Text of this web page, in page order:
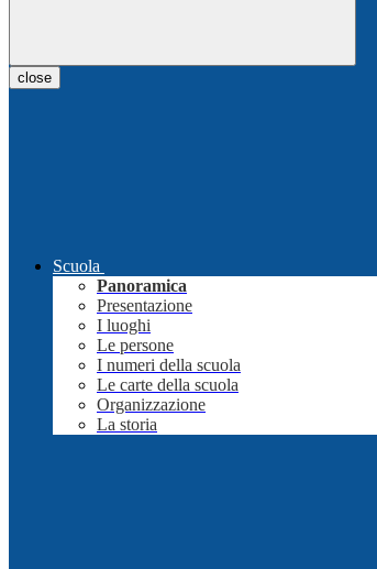
close
Scuola
Panoramica
Presentazione
I luoghi
Le persone
I numeri della scuola
Le carte della scuola
Organizzazione
La storia